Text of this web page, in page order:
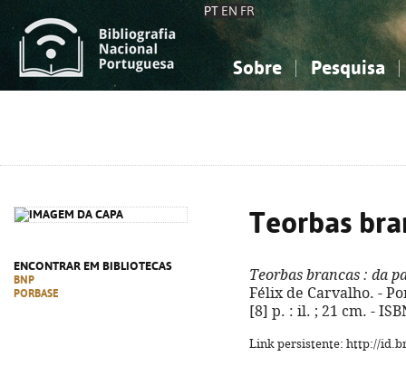
PT EN FR
Sobre Pesquisa
ENCONTRAR EM BIBLIOTECAS
BNP
PORBASE
Teorbas
Teorbas brancas : da
Félix de Carvalho. -
[8] p. : il. ; 21 cm. -
Link persistente: http://